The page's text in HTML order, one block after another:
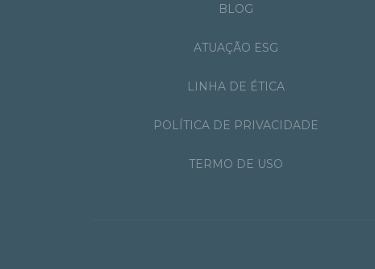
BLOG
ATUAÇÃO ESG
LINHA DE ÉTICA
POLÍTICA DE PRIVACIDADE
TERMO DE USO